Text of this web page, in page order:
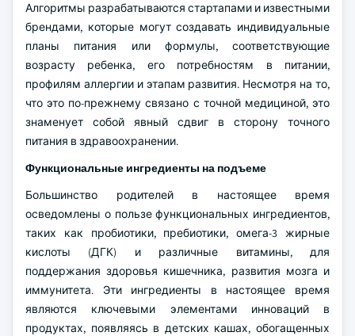
Алгоритмы разрабатываются стартапами и известными
брендами, которые могут создавать индивидуальные
планы питания или формулы, соответствующие
возрасту ребенка, его потребностям в питании,
профилям аллергии и этапам развития. Несмотря на то,
что это по-прежнему связано с точной медициной, это
знаменует собой явный сдвиг в сторону точного
питания в здравоохранении.
Функциональные ингредиенты на подъеме
Большинство родителей в настоящее время
осведомлены о пользе функциональных ингредиентов,
таких как пробиотики, пребиотики, омега-3 жирные
кислоты (ДГК) и различные витамины, для
поддержания здоровья кишечника, развития мозга и
иммунитета. Эти ингредиенты в настоящее время
являются ключевыми элементами инноваций в
продуктах, появляясь в детских кашах, обогащенных